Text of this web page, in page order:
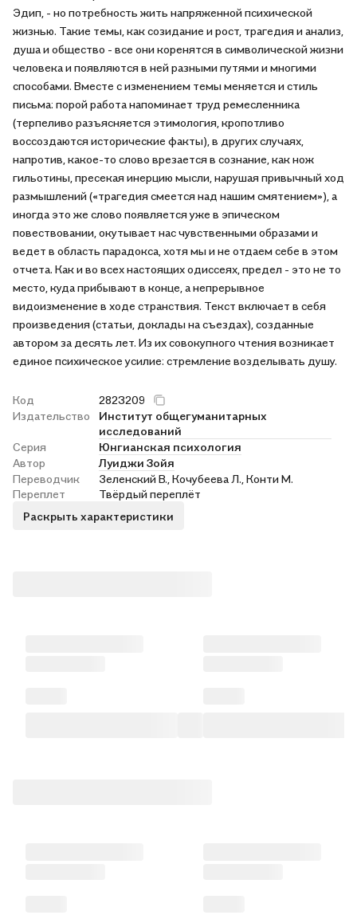
Эдип, - но потребность жить напряженной психической
жизнью. Такие темы, как созидание и рост, трагедия и анализ,
душа и общество - все они коренятся в символической жизни
человека и появляются в ней разными путями и многими
способами. Вместе с изменением темы меняется и стиль
письма: порой работа напоминает труд ремесленника
(терпеливо разъясняется этимология, кропотливо
воссоздаются исторические факты), в других случаях,
напротив, какое-то слово врезается в сознание, как нож
гильотины, пресекая инерцию мысли, нарушая привычный ход
размышлений («трагедия смеется над нашим смятением»), а
иногда это же слово появляется уже в эпическом
повествовании, окутывает нас чувственными образами и
ведет в область парадокса, хотя мы и не отдаем себе в этом
отчета. Как и во всех настоящих одиссеях, предел - это не то
место, куда прибывают в конце, а непрерывное
видоизменение в ходе странствия. Текст включает в себя
произведения (статьи, доклады на съездах), созданные
автором за десять лет. Из их совокупного чтения возникает
единое психическое усилие: стремление возделывать душу.
Код
2823209
Издательство
Институт общегуманитарных
исследований
Серия
Юнгианская психология
Автор
Луиджи Зойя
Переводчик
Зеленский В., Кочубеева Л., Конти М.
Переплет
Твёрдый переплёт
Раскрыть характеристики